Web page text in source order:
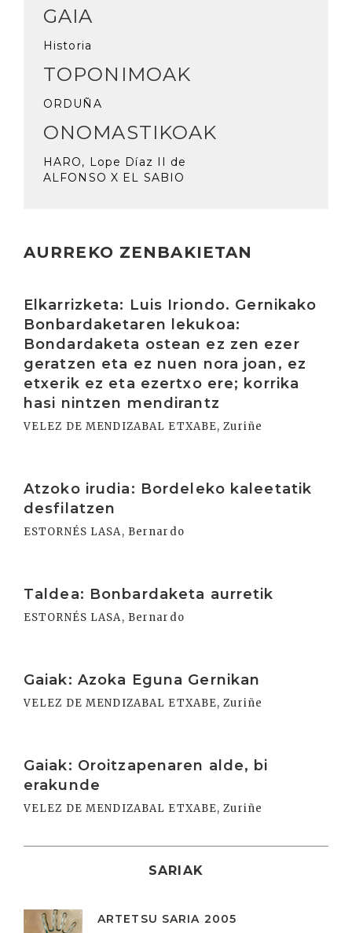
GAIA
Historia
TOPONIMOAK
ORDUÑA
ONOMASTIKOAK
HARO, Lope Díaz II de
ALFONSO X EL SABIO
AURREKO ZENBAKIETAN
Elkarrizketa: Luis Iriondo. Gernikako
Bonbardaketaren lekukoa:
Bondardaketa ostean ez zen ezer
geratzen eta ez nuen nora joan, ez
etxerik ez eta ezertxo ere; korrika
hasi nintzen mendirantz
VELEZ DE MENDIZABAL ETXABE, Zuriñe
Atzoko irudia: Bordeleko kaleetatik
desfilatzen
ESTORNÉS LASA, Bernardo
Taldea: Bonbardaketa aurretik
ESTORNÉS LASA, Bernardo
Gaiak: Azoka Eguna Gernikan
VELEZ DE MENDIZABAL ETXABE, Zuriñe
Gaiak: Oroitzapenaren alde, bi
erakunde
VELEZ DE MENDIZABAL ETXABE, Zuriñe
SARIAK
ARTETSU SARIA 2005